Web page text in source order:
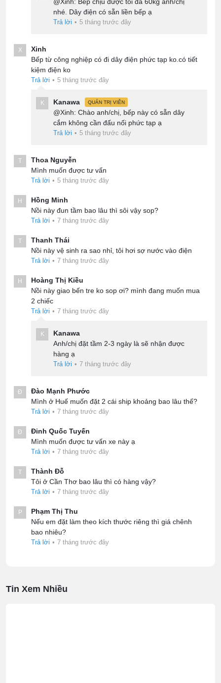
@Xinh: Bếp chịu được tối đa 60kg anh/chị
nhé. Dây điện có sẵn liền bếp ạ
Trả lời • 5 tháng trước đây
X
Xinh
Bếp từ công nghiệp có đi dây điện phức tạp ko.có tiết
kiệm điện ko
Trả lời • 5 tháng trước đây
K Kanawa QUẢN TRỊ VIÊN
@Xinh: Chào anh/chị, bếp này có sẵn dây
cắm không cần đấu nối phức tạp ạ
Trả lời • 5 tháng trước đây
T
Thoa Nguyễn
Mình muốn được tư vấn
Trả lời • 5 tháng trước đây
H
Hồng Minh
Nồi này đun tầm bao lâu thì sôi vậy sop?
Trả lời • 7 tháng trước đây
T
Thanh Thái
Nồi này vệ sinh ra sao nhỉ, tôi hơi sợ nước vào điện
Trả lời • 7 tháng trước đây
H
Hoàng Thị Kiều
Nồi này giao bến tre ko sop ơi? mình đang muốn mua
2 chiếc
Trả lời • 7 tháng trước đây
K
Kanawa
Anh/chị đặt tầm 2-3 ngày là sẽ nhận được
hàng ạ
Trả lời • 7 tháng trước đây
Đ
Đào Mạnh Phước
Mình ở Huế muốn đặt 2 cái ship khoảng bao lâu thế?
Trả lời • 7 tháng trước đây
Đ
Đinh Quốc Tuyến
Mình muốn được tư vấn xe này ạ
Trả lời • 7 tháng trước đây
T
Thành Đỗ
Tôi ở Cần Thơ bao lâu thì có hàng vậy?
Trả lời • 7 tháng trước đây
P
Phạm Thị Thu
Nếu em đặt làm theo kích thước riêng thì giá chênh
bao nhiêu?
Trả lời • 7 tháng trước đây
Tin Xem Nhiều